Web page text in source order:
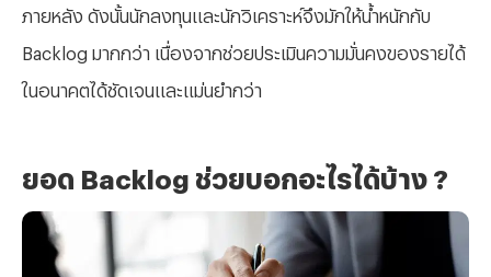
ภายหลัง ดังนั้นนักลงทุนและนักวิเคราะห์จึงมักให้น้ำหนักกับ
Backlog มากกว่า เนื่องจากช่วยประเมินความมั่นคงของรายได้
ในอนาคตได้ชัดเจนและแม่นยำกว่า
ยอด Backlog ช่วยบอกอะไรได้บ้าง ?